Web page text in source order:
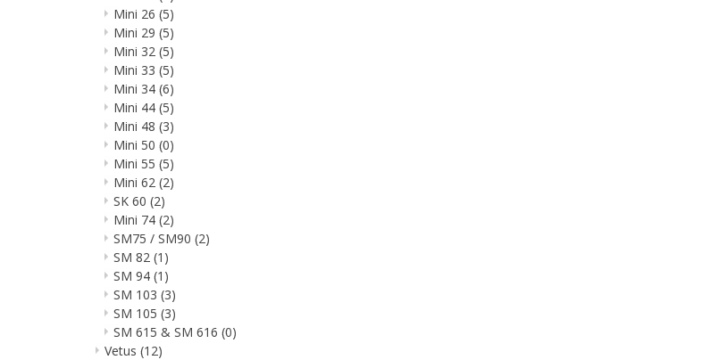
Mini 26 (5)
Mini 29 (5)
Mini 32 (5)
Mini 33 (5)
Mini 34 (6)
Mini 44 (5)
Mini 48 (3)
Mini 50 (0)
Mini 55 (5)
Mini 62 (2)
SK 60 (2)
Mini 74 (2)
SM75 / SM90 (2)
SM 82 (1)
SM 94 (1)
SM 103 (3)
SM 105 (3)
SM 615 & SM 616 (0)
Vetus (12)